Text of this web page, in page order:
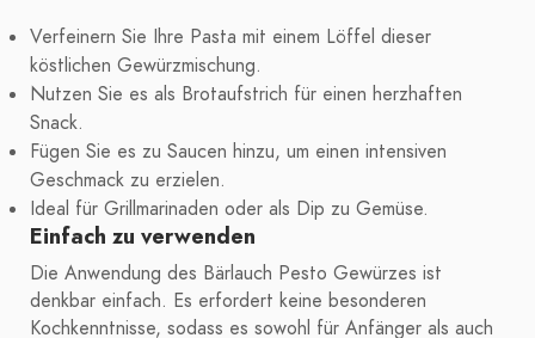
Verfeinern Sie Ihre Pasta mit einem Löffel dieser
köstlichen Gewürzmischung.
Nutzen Sie es als Brotaufstrich für einen herzhaften
Snack.
Fügen Sie es zu Saucen hinzu, um einen intensiven
Geschmack zu erzielen.
Ideal für Grillmarinaden oder als Dip zu Gemüse.
Einfach zu verwenden
Die Anwendung des Bärlauch Pesto Gewürzes ist
denkbar einfach. Es erfordert keine besonderen
Kochkenntnisse, sodass es sowohl für Anfänger als auch